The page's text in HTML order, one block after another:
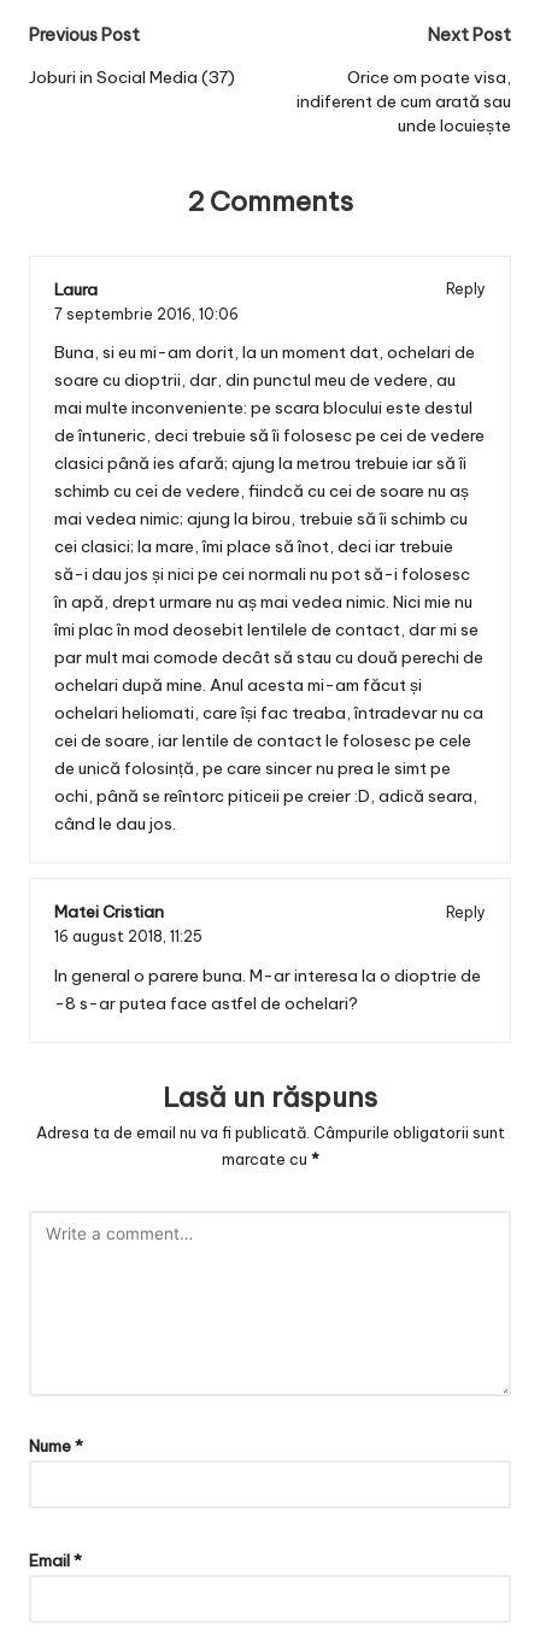
Post
navigation
Previous Post
Joburi in Social Media (37)
Next Post
Orice om poate visa,
indiferent de cum arată sau
unde locuiește
2 Comments
Laura
Reply
7 septembrie 2016, 10:06
Buna, si eu mi-am dorit, la un moment dat, ochelari de
soare cu dioptrii, dar, din punctul meu de vedere, au
mai multe inconveniente: pe scara blocului este destul
de întuneric, deci trebuie să îi folosesc pe cei de vedere
clasici până ies afară; ajung la metrou trebuie iar să îi
schimb cu cei de vedere, fiindcă cu cei de soare nu aș
mai vedea nimic; ajung la birou, trebuie să îi schimb cu
cei clasici; la mare, îmi place să înot, deci iar trebuie
să-i dau jos și nici pe cei normali nu pot să-i folosesc
în apă, drept urmare nu aș mai vedea nimic. Nici mie nu
îmi plac în mod deosebit lentilele de contact, dar mi se
par mult mai comode decât să stau cu două perechi de
ochelari după mine. Anul acesta mi-am făcut și
ochelari heliomati, care își fac treaba, întradevar nu ca
cei de soare, iar lentile de contact le folosesc pe cele
de unică folosință, pe care sincer nu prea le simt pe
ochi, până se reîntorc piticeii pe creier :D, adică seara,
când le dau jos.
Matei Cristian
Reply
16 august 2018, 11:25
In general o parere buna. M-ar interesa la o dioptrie de
-8 s-ar putea face astfel de ochelari?
Lasă un răspuns
Adresa ta de email nu va fi publicată. Câmpurile obligatorii sunt
marcate cu *
Nume*
Email*